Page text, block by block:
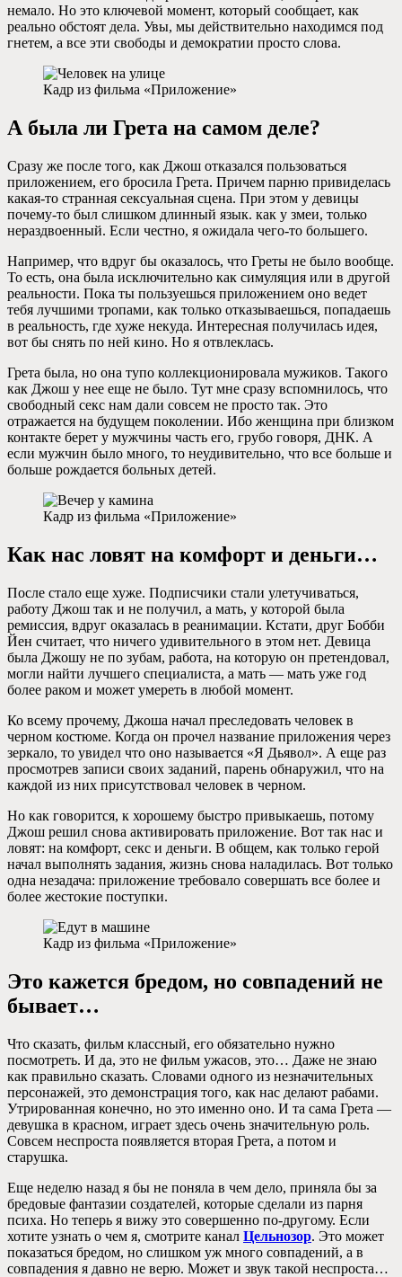
немало. Но это ключевой момент, который сообщает, как
реально обстоят дела. Увы, мы действительно находимся под
гнетем, а все эти свободы и демократии просто слова.
Кадр из фильма «Приложение»
А была ли Грета на самом деле?
Сразу же после того, как Джош отказался пользоваться
приложением, его бросила Грета. Причем парню привиделась
какая-то странная сексуальная сцена. При этом у девицы
почему-то был слишком длинный язык. как у змеи, только
нераздвоенный. Если честно, я ожидала чего-то большего.
Например, что вдруг бы оказалось, что Греты не было вообще.
То есть, она была исключительно как симуляция или в другой
реальности. Пока ты пользуешься приложением оно ведет
тебя лучшими тропами, как только отказываешься, попадаешь
в реальность, где хуже некуда. Интересная получилась идея,
вот бы снять по ней кино. Но я отвлеклась.
Грета была, но она тупо коллекционировала мужиков. Такого
как Джош у нее еще не было. Тут мне сразу вспомнилось, что
свободный секс нам дали совсем не просто так. Это
отражается на будущем поколении. Ибо женщина при близком
контакте берет у мужчины часть его, грубо говоря, ДНК. А
если мужчин было много, то неудивительно, что все больше и
больше рождается больных детей.
Кадр из фильма «Приложение»
Как нас ловят на комфорт и деньги…
После стало еще хуже. Подписчики стали улетучиваться,
работу Джош так и не получил, а мать, у которой была
ремиссия, вдруг оказалась в реанимации. Кстати, друг Бобби
Йен считает, что ничего удивительного в этом нет. Девица
была Джошу не по зубам, работа, на которую он претендовал,
могли найти лучшего специалиста, а мать — мать уже год
более раком и может умереть в любой момент.
Ко всему прочему, Джоша начал преследовать человек в
черном костюме. Когда он прочел название приложения через
зеркало, то увидел что оно называется «Я Дьявол». А еще раз
просмотрев записи своих заданий, парень обнаружил, что на
каждой из них присутствовал человек в черном.
Но как говорится, к хорошему быстро привыкаешь, потому
Джош решил снова активировать приложение. Вот так нас и
ловят: на комфорт, секс и деньги. В общем, как только герой
начал выполнять задания, жизнь снова наладилась. Вот только
одна незадача: приложение требовало совершать все более и
более жестокие поступки.
Кадр из фильма «Приложение»
Это кажется бредом, но совпадений не
бывает…
Что сказать, фильм классный, его обязательно нужно
посмотреть. И да, это не фильм ужасов, это… Даже не знаю
как правильно сказать. Словами одного из незначительных
персонажей, это демонстрация того, как нас делают рабами.
Утрированная конечно, но это именно оно. И та сама Грета —
девушка в красном, играет здесь очень значительную роль.
Совсем неспроста появляется вторая Грета, а потом и
старушка.
Еще неделю назад я бы не поняла в чем дело, приняла бы за
бредовые фантазии создателей, которые сделали из парня
психа. Но теперь я вижу это совершенно по-другому. Если
хотите узнать о чем я, смотрите канал Цельнозор. Это может
показаться бредом, но слишком уж много совпадений, а в
совпадения я давно не верю. Может и звук такой неспроста…